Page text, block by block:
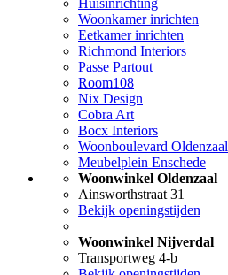
Huisinrichting
Woonkamer inrichten
Eetkamer inrichten
Richmond Interiors
Passe Partout
Room108
Nix Design
Cobra Art
Bocx Interiors
Woonboulevard Oldenzaal
Meubelplein Enschede
Woonwinkel Oldenzaal
Ainsworthstraat 31
Bekijk openingstijden
Woonwinkel Nijverdal
Transportweg 4-b